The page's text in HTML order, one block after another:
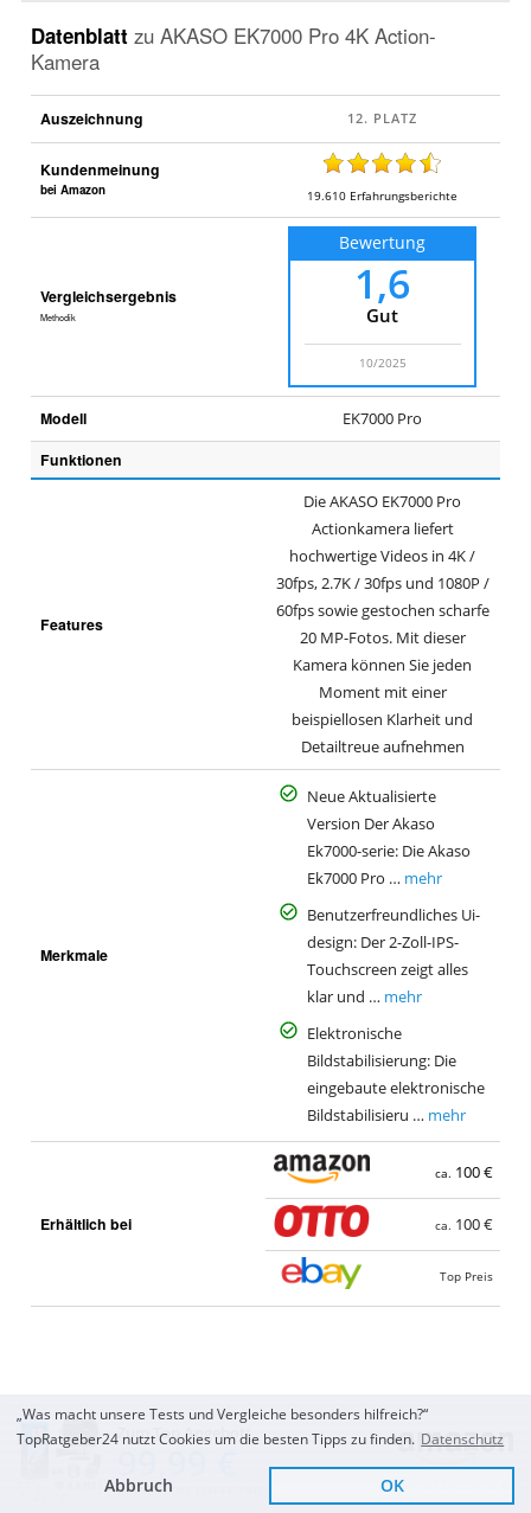
Zum Top Angebot
KOSTENLOSE LIEFERUNG Sofort Lieferbar
Datenblatt zu AKASO EK7000 Pro 4K Action-
Kamera
Auszeichnung
Kundenmeinung
bei Amazon 19.610 Erfahrungsberichte
Vergleichsergebnis
Methodik
Bewertung
1,6
Gut
10/2025
Modell EK7000 Pro
Funktionen
Features
Die AKASO EK7000 Pro
Actionkamera liefert
hochwertige Videos in 4K /
30fps, 2.7K / 30fps und 1080P /
60fps sowie gestochen scharfe
20 MP-Fotos. Mit dieser
Kamera können Sie jeden
Moment mit einer
beispiellosen Klarheit und
Detailtreue aufnehmen
Merkmale
Neue Aktualisierte
Version Der Akaso
Ek7000-serie: Die Akaso
Ek7000 Pro … mehr
Benutzerfreundliches Ui-
design: Der 2-Zoll-IPS-
Touchscreen zeigt alles
klar und … mehr
Elektronische
Bildstabilisierung: Die
eingebaute elektronische
Bildstabilisieru … mehr
Erhältlich bei
ca. 100 €
ca. 100 €
Top Preis
Preisvergleich: Günstigste Angebote für AKASO
EK7000 Pro 4K Action-Kamera
Die Action-Cam kann man beiAmazonschon für etwa
„Was macht unsere Tests und Vergleiche besonders hilfreich?“
TopRatgeber24 nutzt Cookies um die besten Tipps zu finden. Datenschutz
Abbruch OK